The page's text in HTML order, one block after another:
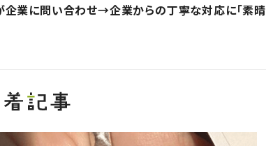
業に問い合わせ→企業からの丁寧な対応に「素晴